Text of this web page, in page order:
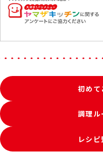
初めて
調理ル
レシ